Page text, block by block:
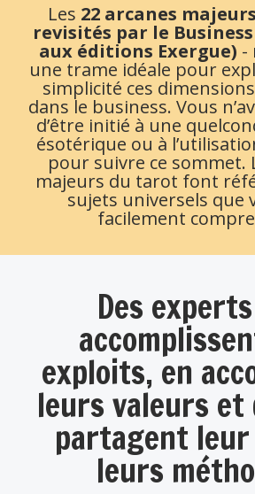
Les 22 arcanes
revisités par le
aux éditions Exergue) -
une trame idéale pour
simplicité ces
dans le business. Vous
d’être initié à une
ésotérique ou à
pour suivre ce sommet.
majeurs du tarot font
sujets universels que
facilement
Des
exploits, en
leurs valeurs et
partagent
leurs